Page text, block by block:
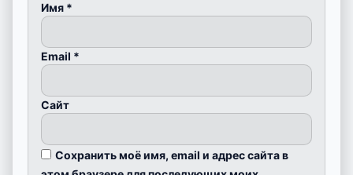
Имя *
Email *
Сайт
Сохранить моё имя, email и адрес сайта в